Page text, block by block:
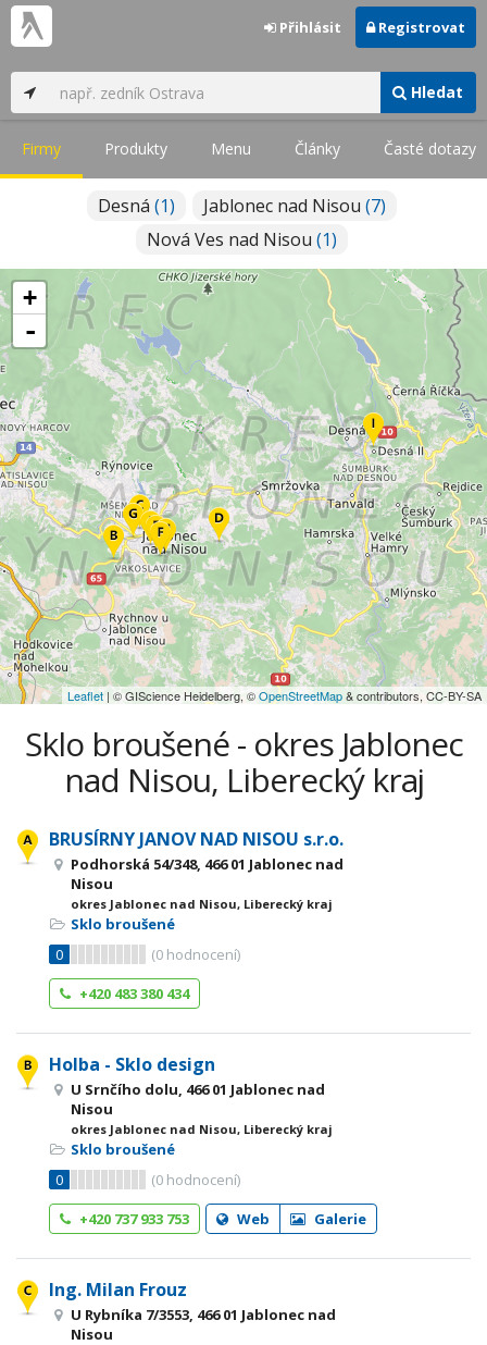
Hledat
Přihlásit Registrovat
Firmy Produkty Menu Články Časté dotazy
Desná (1) Jablonec nad Nisou (7)
Nová Ves nad Nisou (1)
+
-
Leaflet | © GIScience Heidelberg, ©OpenStreetMap& contributors, CC-BY-SA
Sklo broušené - okres Jablonec
nad Nisou, Liberecký kraj
BRUSÍRNY JANOV NAD NISOU s.r.o.
Podhorská 54/348, 466 01 Jablonec nad
Nisou
okres Jablonec nad Nisou, Liberecký kraj
Sklo broušené
0
(0 hodnocení)
+420 483 380 434
Holba - Sklo design
U Srnčího dolu, 466 01 Jablonec nad
Nisou
okres Jablonec nad Nisou, Liberecký kraj
Sklo broušené
0
(0 hodnocení)
+420 737 933 753
Web Galerie
Ing. Milan Frouz
U Rybníka 7/3553, 466 01 Jablonec nad
Nisou